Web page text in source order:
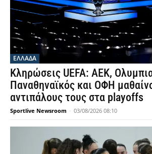
ΕΛΛΑΔΑ
Κληρώσεις UEFA: ΑΕΚ,
Παναθηναϊκός και ΟΦΗ
αντιπάλους τους στα playoffs
Sportlive Newsroom - 03/08/2026 08:10